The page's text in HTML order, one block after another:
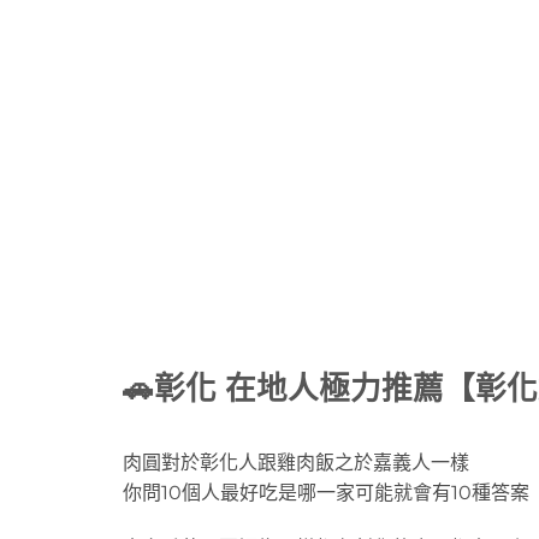
🚗彰化 在地人極力推薦【彰
肉圓對於彰化人跟雞肉飯之於嘉義人一樣
你問10個人最好吃是哪一家可能就會有10種答案